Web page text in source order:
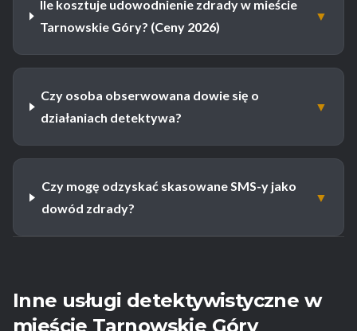
Ile kosztuje udowodnienie zdrady w mieście
Tarnowskie Góry? (Ceny 2026)
▼
Czy osoba obserwowana dowie się o
działaniach detektywa?
▼
Czy mogę odzyskać skasowane SMS-y jako
dowód zdrady?
▼
Inne usługi detektywistyczne w
mieście Tarnowskie Góry